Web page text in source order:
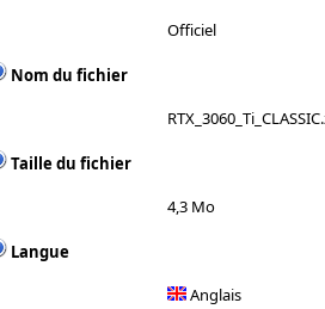
Officiel
Nom du fichier
Taille du fichier
4,3 Mo
Langue
Anglais